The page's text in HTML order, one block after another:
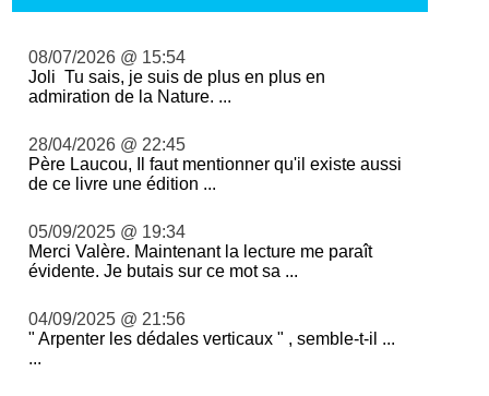
08/07/2026 @ 15:54
Joli Tu sais, je suis de plus en plus en
admiration de la Nature. ...
28/04/2026 @ 22:45
Père Laucou, Il faut mentionner qu'il existe aussi
de ce livre une édition ...
05/09/2025 @ 19:34
Merci Valère. Maintenant la lecture me paraît
évidente. Je butais sur ce mot sa ...
04/09/2025 @ 21:56
" Arpenter les dédales verticaux " , semble-t-il ...
...